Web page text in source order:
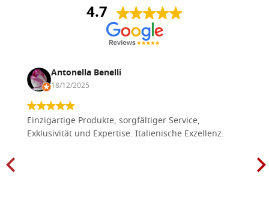
4.7
Antonella Benelli
18/12/2025
Einzigartige Produkte, sorgfältiger Service,
Exklusivität und Expertise. Italienische Exzellenz.